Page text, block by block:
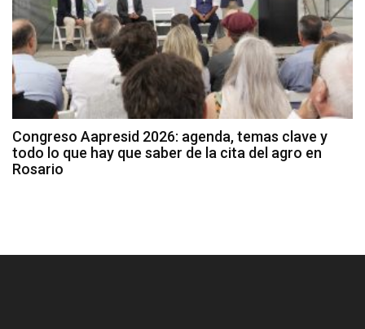
Congreso Aapresid 2026: agenda, temas clave y
todo lo que hay que saber de la cita del agro en
Rosario